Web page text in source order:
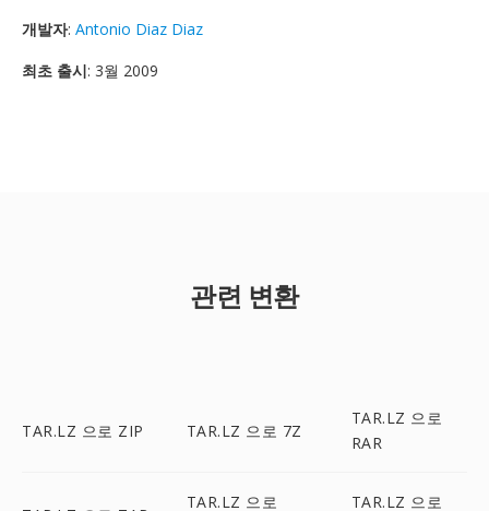
개발자: Antonio Diaz Diaz
최초 출시: 3월 2009
관련 변환
TAR.LZ 으로 ZIP TAR.LZ 으로 7Z
TAR.LZ 으로
RAR
TAR.LZ 으로
TAR.LZ 으로